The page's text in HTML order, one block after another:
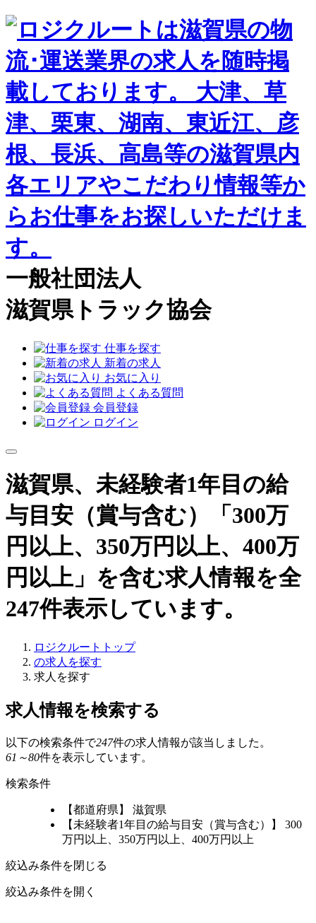
一般社団法人
滋賀県トラック協会
仕事を探す
新着の求人
お気に入り
よくある質問
会員登録
ログイン
滋賀県、未経験者1年目の給
与目安（賞与含む）「300万
円以上、350万円以上、400万
円以上」を含む求人情報を全
247件表示しています。
ロジクルートトップ
の求人を探す
求人を探す
求人情報を検索する
以下の検索条件で247件の求人情報が該当しました。
61～80件を表示しています。
検索条件
【都道府県】 滋賀県
【未経験者1年目の給与目安（賞与含む）】 300
万円以上、350万円以上、400万円以上
絞込み条件を閉じる
絞込み条件を開く